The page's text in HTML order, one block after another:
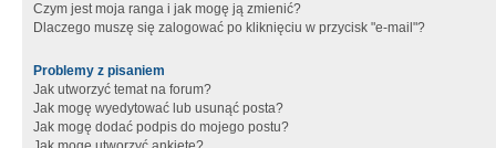
Czym jest moja ranga i jak mogę ją zmienić?
Dlaczego muszę się zalogować po kliknięciu w przycisk "e-mail"?
Problemy z pisaniem
Jak utworzyć temat na forum?
Jak mogę wyedytować lub usunąć posta?
Jak mogę dodać podpis do mojego postu?